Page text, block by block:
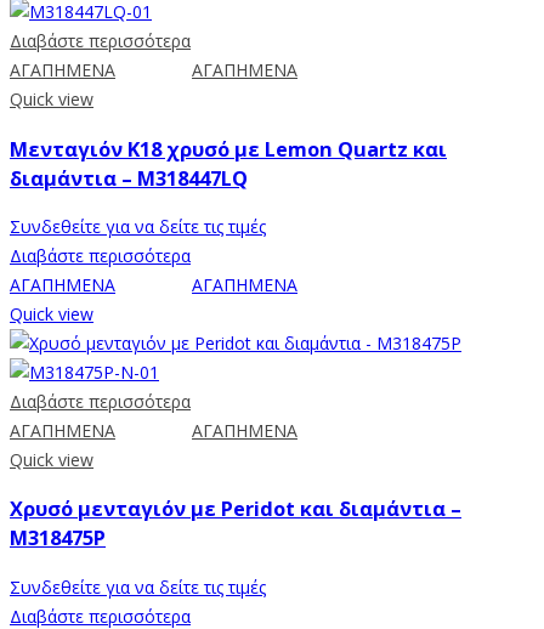
Διαβάστε περισσότερα
ΑΓΑΠΗΜΕΝΑ
ΑΓΑΠΗΜΕΝΑ
Quick view
Μενταγιόν Κ18 χρυσό με Lemon Quartz και
διαμάντια – M318447LQ
Συνδεθείτε για να δείτε τις τιμές
Διαβάστε περισσότερα
ΑΓΑΠΗΜΕΝΑ
ΑΓΑΠΗΜΕΝΑ
Quick view
Διαβάστε περισσότερα
ΑΓΑΠΗΜΕΝΑ
ΑΓΑΠΗΜΕΝΑ
Quick view
Χρυσό μενταγιόν με Peridot και διαμάντια –
M318475P
Συνδεθείτε για να δείτε τις τιμές
Διαβάστε περισσότερα